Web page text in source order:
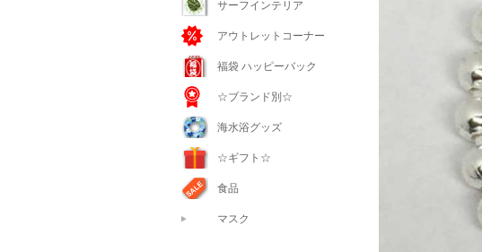
サーフインテリア
アウトレットコーナー
福袋 ハッピーバック
☆ブランド別☆
海水浴グッズ
☆ギフト☆
食品
マスク